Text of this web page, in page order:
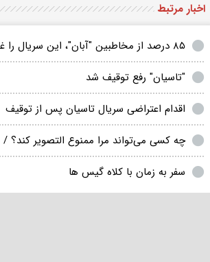
اخبار مرتبط
۸۵ درصد از مخاطبین "آبان"، این سریال را غیرقانونی تماشا می‌کنند
"تاسیان" رفع توقیف شد
اقدام اعتراضی سریال تاسیان پس از توقیف
چه کسی می‌تواند مرا ممنوع التصویر کند؟
سفر به زمان با کلاه گیس ها‌